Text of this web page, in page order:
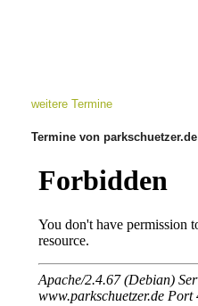
weitere Termine
Termine von parkschuetzer.de